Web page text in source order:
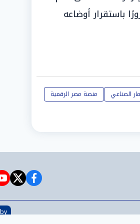
باستقرار أوضاعه
الصناعي
منصة مصر الرقمية
facebook